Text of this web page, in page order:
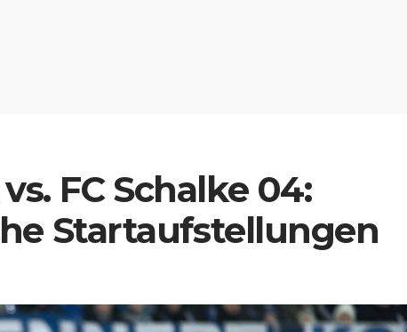
FC Schalke 04:
Startaufstellungen